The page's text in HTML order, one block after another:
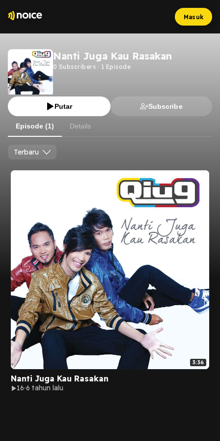
Masuk
Nanti Juga Kau Rasakan
0 Subscribers · 1 Episode
Putar Subscribe
Episode (1) Details
Terbaru
3:36
Nanti Juga Kau Rasakan
16 6 tahun lalu